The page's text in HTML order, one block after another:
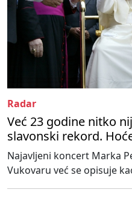
Radar
Već 23 godine nitko
slavonski rekord.
Najavljeni koncert Marka
Vukovaru već se opisuje